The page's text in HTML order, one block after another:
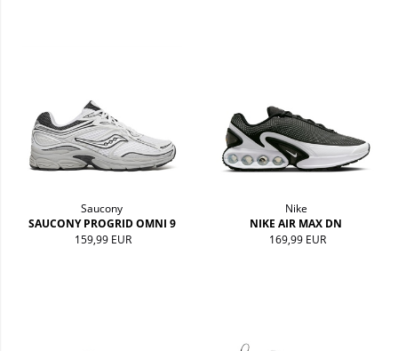
Saucony
SAUCONY PROGRID OMNI 9
159,99 EUR
Nike
NIKE AIR MAX DN
169,99 EUR